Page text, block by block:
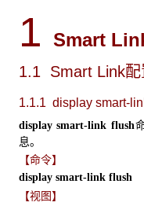
1 Smart
1.1 Smart Link
1.1.1 display smart-
display smart-link flush
息。
【命令】
display smart-link flush
【视图】